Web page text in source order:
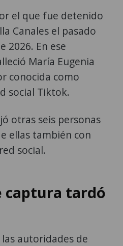
el que fue detenido
Canales el pasado
2026. En ese
María Eugenia
conocida como
social Tiktok.
otras seis personas
ellas también con
social.
captura tardó
autoridades de